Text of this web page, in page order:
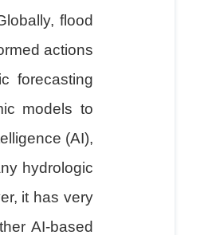
flood
actions
forecasting
models to
(AI),
hydrologic
it has very
AI-based